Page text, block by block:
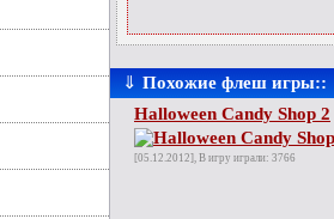
⇓ Похожие флеш игры::
Halloween Candy Shop 2
[05.12.2012], В игру играли: 3766